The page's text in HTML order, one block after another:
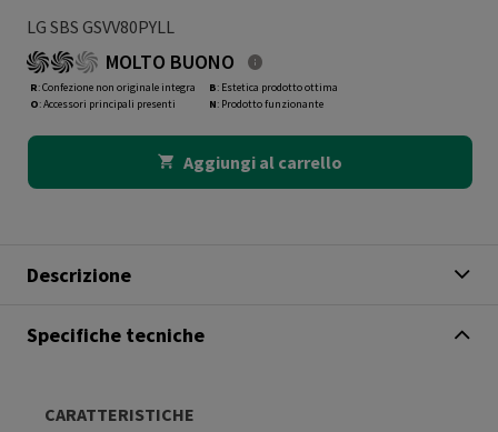
LG SBS GSVV80PYLL
MOLTO BUONO
R: Confezione non originale integra
O: Accessori principali presenti
B: Estetica prodotto ottima
N: Prodotto funzionante
Aggiungi al carrello
Descrizione
Specifiche tecniche
CARATTERISTICHE